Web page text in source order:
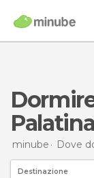
Dormire a Renania-
minube Dove
Destinazione